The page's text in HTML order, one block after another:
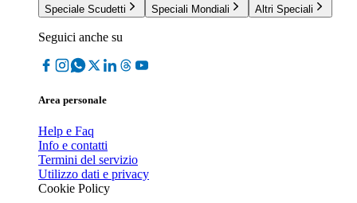
Speciale Scudetti
Speciali Mondiali Altri Speciali
Seguici anche su
Area personale
Help e Faq
Info e contatti
Termini del servizio
Utilizzo dati e privacy
Cookie Policy